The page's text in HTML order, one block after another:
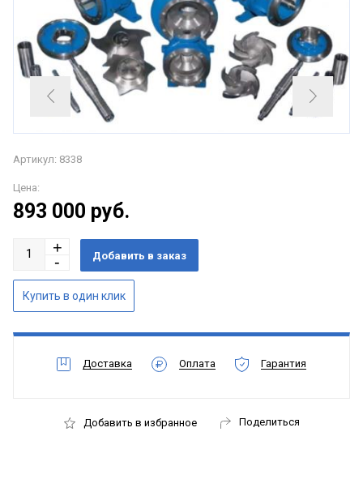
Артикул: 8338
Цена:
893 000 руб.
Доставка Оплата Гарантия
Добавить в избранное Поделиться